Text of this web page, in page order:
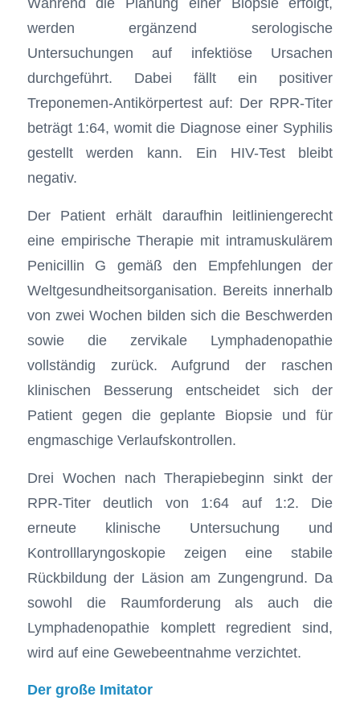
werden ergänzend serologische
Untersuchungen auf infektiöse Ursachen
durchgeführt. Dabei fällt ein positiver
Treponemen-Antikörpertest auf: Der RPR-Titer
beträgt 1:64, womit die Diagnose einer Syphilis
gestellt werden kann. Ein HIV-Test bleibt
negativ.
Der Patient erhält daraufhin leitliniengerecht
eine empirische Therapie mit intramuskulärem
Penicillin G gemäß den Empfehlungen der
Weltgesundheitsorganisation. Bereits innerhalb
von zwei Wochen bilden sich die Beschwerden
sowie die zervikale Lymphadenopathie
vollständig zurück. Aufgrund der raschen
klinischen Besserung entscheidet sich der
Patient gegen die geplante Biopsie und für
engmaschige Verlaufskontrollen.
Drei Wochen nach Therapiebeginn sinkt der
RPR-Titer deutlich von 1:64 auf 1:2. Die
erneute klinische Untersuchung und
Kontrolllaryngoskopie zeigen eine stabile
Rückbildung der Läsion am Zungengrund. Da
sowohl die Raumforderung als auch die
Lymphadenopathie komplett regredient sind,
wird auf eine Gewebeentnahme verzichtet.
Der große Imitator